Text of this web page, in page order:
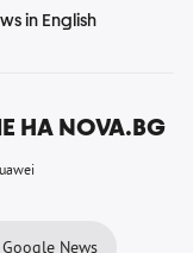
in English
NOVA.BG
News